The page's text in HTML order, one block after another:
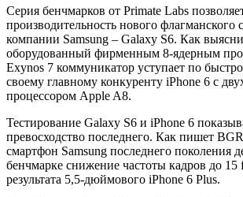
Серия бенчмарков от Primate Labs
производительность нового флагманского
компании Samsung – Galaxy S6. Как
оборудованный фирменным 8-ядерным
Exynos 7 коммуникатор уступает по
своему главному конкуренту iPhone 6 с
процессором Apple A8.
Тестирование Galaxy S6 и iPhone 6
превосходство последнего. Как пишет
смартфон Samsung последнего поколения
бенчмарке снижение частоты кадров до 15
результата 5,5-дюймового iPhone 6 Plus.